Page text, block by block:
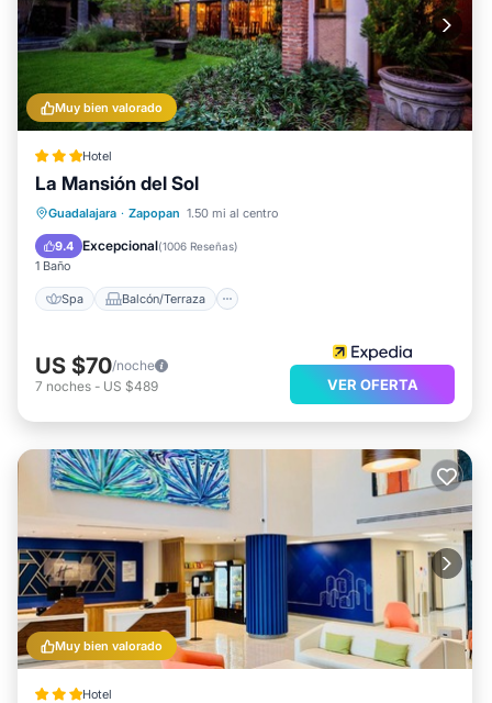
Muy bien valorado
Hotel
La Mansión del Sol
Guadalajara · Zapopan 1.50 mi al centro
9.4 Excepcional(1006 Reseñas)
1 Baño
Spa Balcón/Terraza
Spa Balcón/Terraza
Cocina
US $70/noche
7 noches - US $489 VER OFERTA
Muy bien valorado
Hotel